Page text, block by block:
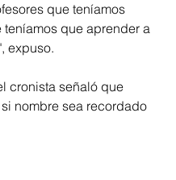
que teníamos
teníamos que aprender a
expuso.
cronista señaló que
nombre sea recordado